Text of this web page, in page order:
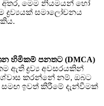
අතර, මෙම නියමයන් හෝ
ද්‍රව්‍යයක් සමාලෝචනය
හිමිකම් පනතට (DMCA)
ඇති ද්‍රව්‍ය අවසරයකින්
කරන්නේ නම්, ඔබට
ඉවත් කිරීමේ දැන්වීමක්